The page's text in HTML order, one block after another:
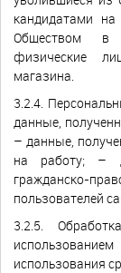
кандидатами
Обществом в
физические
магазина.
3.2.4.
данные,
– данные,
на работу; –
гражданско-
пользователей
3.2.5.
использования